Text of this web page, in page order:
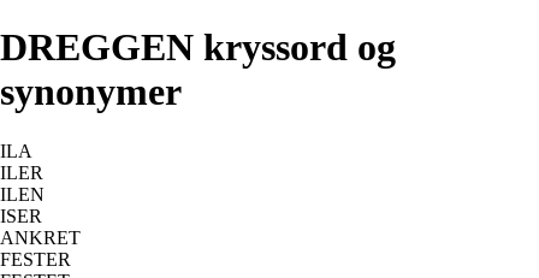
DREGGEN kryssord og
synonymer
ILA
ILER
ILEN
ISER
ANKRET
FESTER